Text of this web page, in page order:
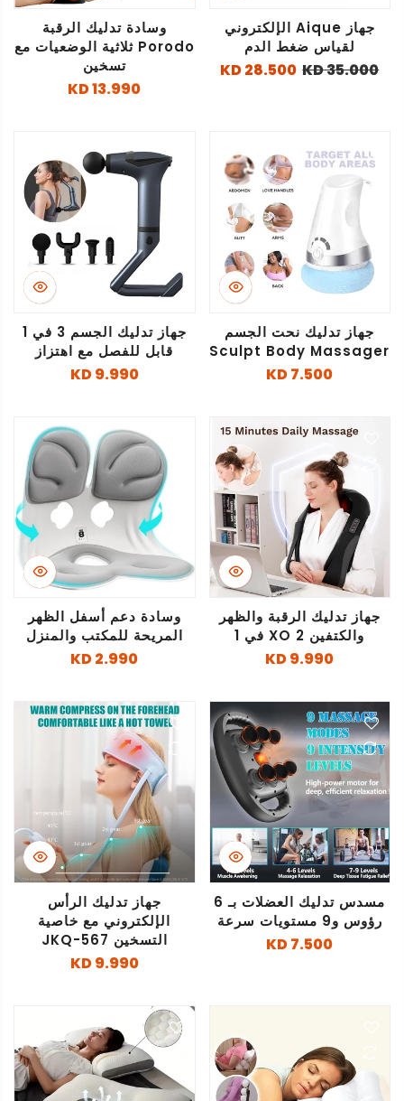
جهاز Aique الإلكتروني
لقياس ضغط الدم
35.000 KD
28.500 KD
وسادة تدليك الرقبة
Porodo ثلاثية الوضعيات مع
تسخين
13.990 KD
جهاز تدليك نحت الجسم
Sculpt Body Massager
7.500 KD
جهاز تدليك الجسم 3 في 1
قابل للفصل مع اهتزاز
9.990 KD
جهاز تدليك الرقبة والظهر
والكتفين XO 2 في 1
9.990 KD
وسادة دعم أسفل الظهر
المريحة للمكتب والمنزل
2.990 KD
مسدس تدليك العضلات بـ 6
رؤوس و9 مستويات سرعة
7.500 KD
جهاز تدليك الرأس
الإلكتروني مع خاصية
التسخين JKQ-567
9.990 KD